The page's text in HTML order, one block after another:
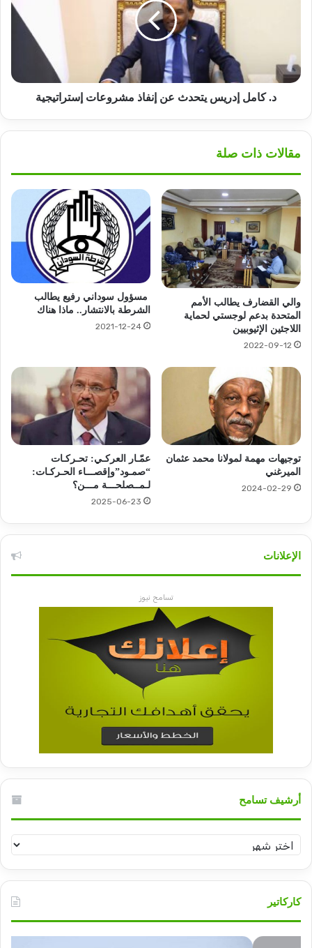
إستراتيجية
د. كامل إدريس يتحدث عن إنفاذ مشروعات إستراتيجية
مقالات ذات صلة
والي القضارف يطالب الأمم
المتحدة بدعم لوجستي لحماية
اللاجئين الإثيوبيين
2022-09-12
مسؤول سوداني رفيع يطالب
الشرطة بالانتشار.. ماذا هناك
2021-12-24
توجيهات مهمة لمولانا محمد عثمان
الميرغني
2024-02-29
عمّـار العركـي: تحـركـات
“صمـود”وإقصـــاء الحـركـات:
لـمــصلحـــة مـــن؟
2025-06-23
الإعلانات
تسامح نيوز
أرشيف تسامح
أرشيف
تسامح
كاركاتير